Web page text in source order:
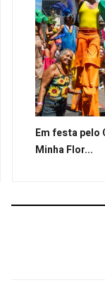
Em festa pelo
Minha Flor...